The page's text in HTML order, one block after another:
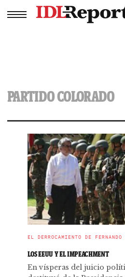
PARTIDO COLORADO
EL DERROCAMIENTO DE FERNANDO
LOS EEUU Y EL IMPEACHMENT
En vísperas del juicio